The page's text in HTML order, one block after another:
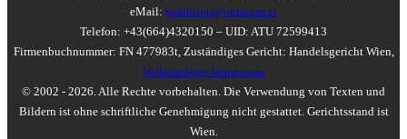
eMail: redaktion@optikum.at
Telefon: +43(664)4320150 – UID: ATU 72599413
Firmenbuchnummer: FN 477983t, Zuständiges Gericht: Handelsgericht Wien,
Vollständiges Impressum
© 2002 - 2026. Alle Rechte vorbehalten. Die Verwendung von Texten und
Bildern ist ohne schriftliche Genehmigung nicht gestattet. Gerichtsstand ist
Wien.